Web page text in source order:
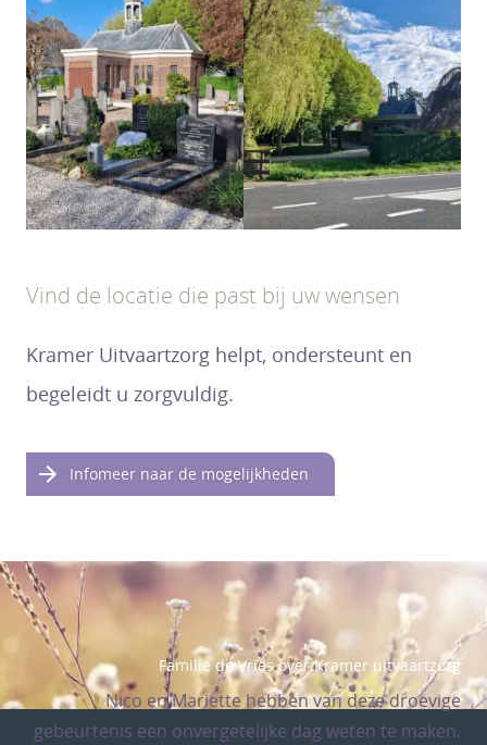
Vind de locatie die past bij uw wensen
Kramer Uitvaartzorg helpt, ondersteunt en
begeleidt u zorgvuldig.
Infomeer naar de mogelijkheden
Familie de Vries over Kramer uitvaartzorg
Nico en Mariette hebben van deze droevige
gebeurtenis een onvergetelijke dag weten te maken.